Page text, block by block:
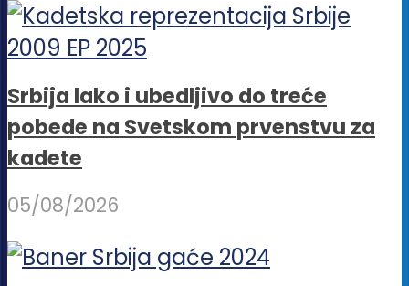
Srbija lako i ubedljivo do treće
pobede na Svetskom prvenstvu za
kadete
05/08/2026